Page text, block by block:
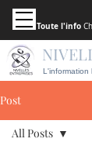
Toute l'info
L'information
Post
All Posts